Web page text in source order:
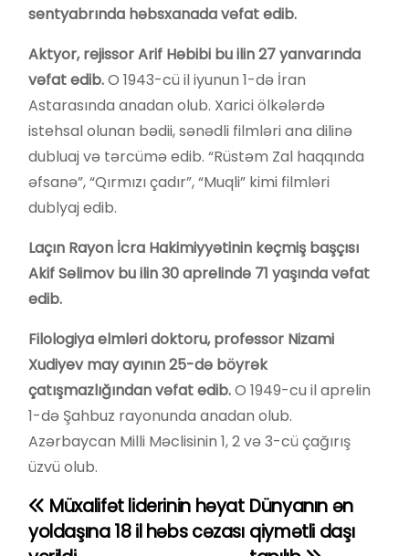
sentyabrında həbsxanada vəfat edib.
Aktyor, rejissor Arif Həbibi bu ilin 27 yanvarında
vəfat edib.O 1943-cü il iyunun 1-də İran
Astarasında anadan olub. Xarici ölkələrdə
istehsal olunan bədii, sənədli filmləri ana dilinə
dubluaj və tərcümə edib. “Rüstəm Zal haqqında
əfsanə”, “Qırmızı çadır”, “Muqli” kimi filmləri
dublyaj edib.
Laçın Rayon İcra Hakimiyyətinin keçmiş başçısı
Akif Səlimov bu ilin 30 aprelində 71 yaşında vəfat
edib.
Filologiya elmləri doktoru, professor Nizami
Xudiyev may ayının 25-də böyrək
çatışmazlığından vəfat edib.O 1949-cu il aprelin
1-də Şahbuz rayonunda anadan olub.
Azərbaycan Milli Məclisinin 1, 2 və 3-cü çağırış
üzvü olub.
Y
Dünyanın ən
qiymətli daşı
Müxalifət liderinin həyat
yoldaşına 18 il həbs cəzası